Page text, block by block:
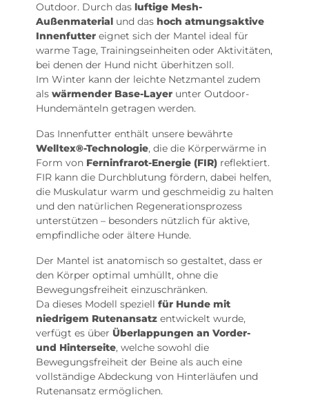
Outdoor. Durch das luftige Mesh-
Außenmaterial und das hoch atmungsaktive
Innenfutter eignet sich der Mantel ideal für
warme Tage, Trainingseinheiten oder Aktivitäten,
bei denen der Hund nicht überhitzen soll.
Im Winter kann der leichte Netzmantel zudem
als wärmender Base-Layer unter Outdoor-
Hundemänteln getragen werden.
Das Innenfutter enthält unsere bewährte
Welltex®-Technologie, die die Körperwärme in
Form von Ferninfrarot-Energie (FIR) reflektiert.
FIR kann die Durchblutung fördern, dabei helfen,
die Muskulatur warm und geschmeidig zu halten
und den natürlichen Regenerationsprozess
unterstützen – besonders nützlich für aktive,
empfindliche oder ältere Hunde.
Der Mantel ist anatomisch so gestaltet, dass er
den Körper optimal umhüllt, ohne die
Bewegungsfreiheit einzuschränken.
Da dieses Modell speziell für Hunde mit
niedrigem Rutenansatz entwickelt wurde,
verfügt es über Überlappungen an Vorder-
und Hinterseite, welche sowohl die
Bewegungsfreiheit der Beine als auch eine
vollständige Abdeckung von Hinterläufen und
Rutenansatz ermöglichen.